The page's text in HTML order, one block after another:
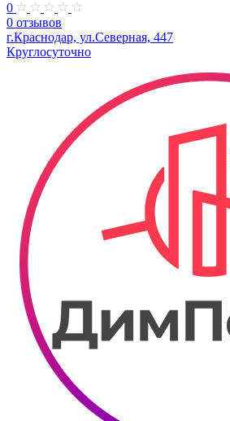
0
0 отзывов
г.Краснодар, ул.Северная, 447
Круглосуточно